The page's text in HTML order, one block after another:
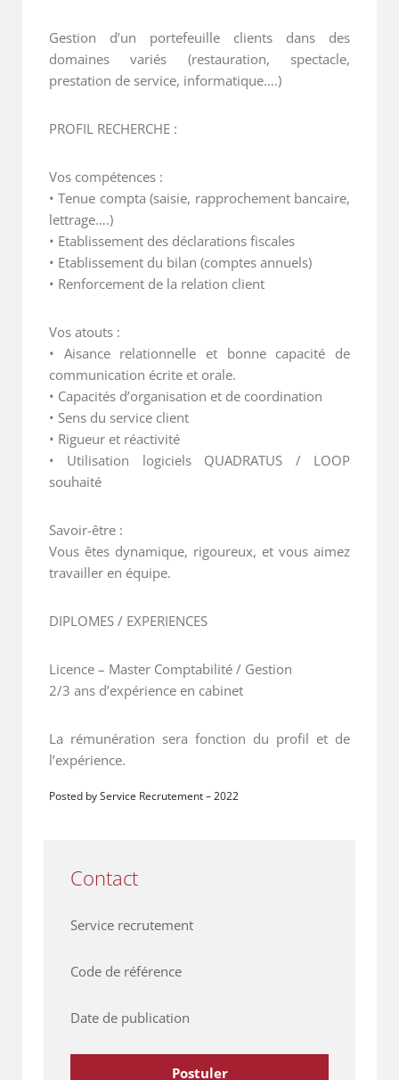
Gestion d’un portefeuille clients dans des
domaines variés (restauration, spectacle,
prestation de service, informatique….)
PROFIL RECHERCHE :
Vos compétences :
• Tenue compta (saisie, rapprochement bancaire,
lettrage….)
• Etablissement des déclarations fiscales
• Etablissement du bilan (comptes annuels)
• Renforcement de la relation client
Vos atouts :
• Aisance relationnelle et bonne capacité de
communication écrite et orale.
• Capacités d’organisation et de coordination
• Sens du service client
• Rigueur et réactivité
• Utilisation logiciels QUADRATUS / LOOP
souhaité
Savoir-être :
Vous êtes dynamique, rigoureux, et vous aimez
travailler en équipe.
DIPLOMES / EXPERIENCES
Licence – Master Comptabilité / Gestion
2/3 ans d’expérience en cabinet
La rémunération sera fonction du profil et de
l’expérience.
Posted by Service Recrutement–2022
Contact
Service recrutement
Code de référence
Date de publication
Postuler